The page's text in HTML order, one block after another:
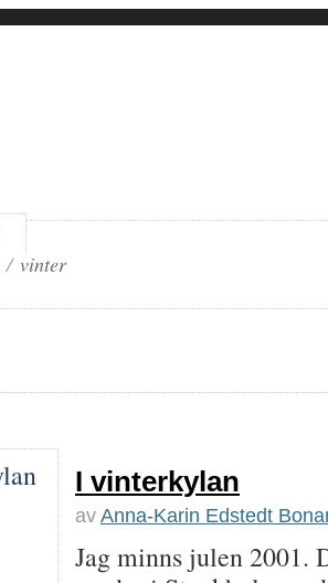
/ vinter
I vinterkylan
av Anna-Karin Edstedt
Jag minns julen 2001.